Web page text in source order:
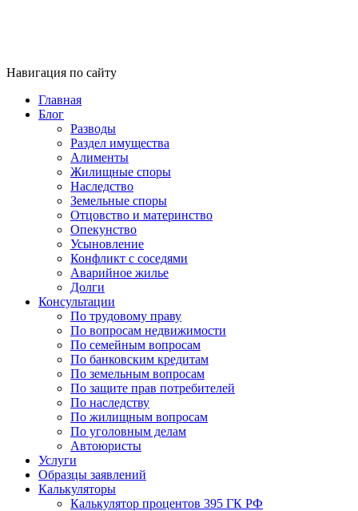
Навигация по сайту
Главная
Блог
Разводы
Раздел имущества
Алименты
Жилищные споры
Наследство
Земельные споры
Отцовство и материнство
Опекунство
Усыновление
Конфликт с соседями
Аварийное жилье
Долги
Консультации
По трудовому праву
По вопросам недвижимости
По семейным вопросам
По банковским кредитам
По земельным вопросам
По защите прав потребителей
По наследству
По жилищным вопросам
По уголовным делам
Автоюристы
Услуги
Образцы заявлений
Калькуляторы
Калькулятор процентов 395 ГК РФ